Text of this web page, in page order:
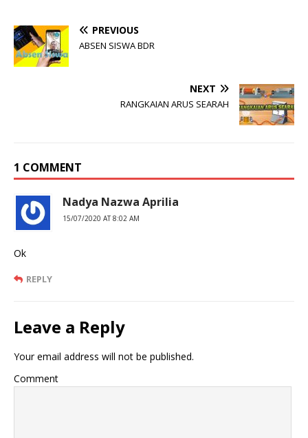
PREVIOUS
ABSEN SISWA BDR
NEXT
RANGKAIAN ARUS SEARAH
1 COMMENT
Nadya Nazwa Aprilia
15/07/2020 AT 8:02 AM
Ok
REPLY
Leave a Reply
Your email address will not be published.
Comment